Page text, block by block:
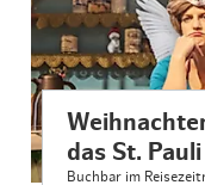
das St. Pauli
Buchbar im